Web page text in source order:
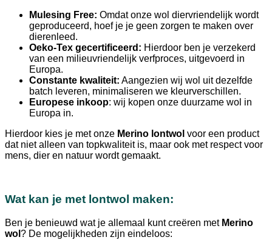
Mulesing Free: Omdat onze wol diervriendelijk wordt
geproduceerd, hoef je je geen zorgen te maken over
dierenleed.
Oeko-Tex gecertificeerd: Hierdoor ben je verzekerd
van een milieuvriendelijk verfproces, uitgevoerd in
Europa.
Constante kwaliteit: Aangezien wij wol uit dezelfde
batch leveren, minimaliseren we kleurverschillen.
Europese inkoop: wij kopen onze duurzame wol in
Europa in.
Hierdoor kies je met onze Merino lontwol voor een product
dat niet alleen van topkwaliteit is, maar ook met respect voor
mens, dier en natuur wordt gemaakt.
Wat kan je met lontwol maken:
Ben je benieuwd wat je allemaal kunt creëren met Merino
wol ? De mogelijkheden zijn eindeloos: